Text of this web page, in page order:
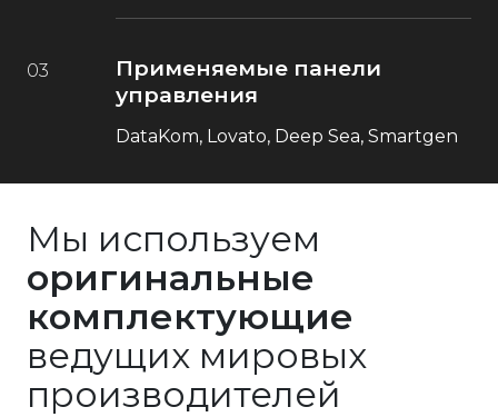
03
Применяемые панели
управления
DataKom, Lovato, Deep Sea, Smartgen
Мы используем
оригинальные
комплектующие
ведущих мировых
производителей